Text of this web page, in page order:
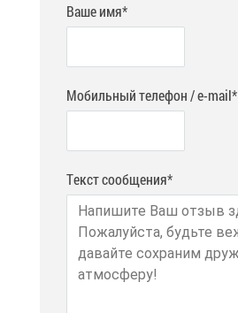
Ваше имя*
Мобильный телефон / e-mail*
Текст сообщения*